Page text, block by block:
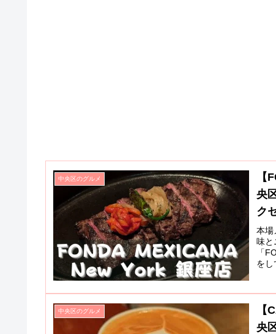
中央区のグルメ
【
央
ク
本場
味と
「
をし
中央区のグルメ
【
央